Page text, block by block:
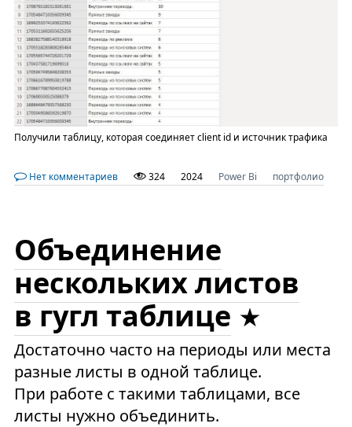
Получили таблицу, которая соединяет client id и источник трафика
Нет комментариев 324 2024 Power Bi портфолио
Объединение
нескольких листов
в гугл таблице
Достаточно часто на периоды или места
разные листы в одной таблице.
При работе с такими таблицами, все
листы нужно объединить.